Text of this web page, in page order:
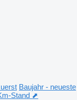
Baujahr - neueste
Stand ⬈